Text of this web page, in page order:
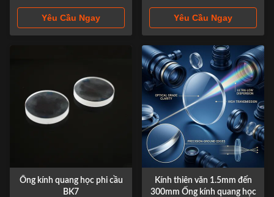
Yêu Cầu Ngay Yêu Cầu Ngay
Ống kính quang học phi cầu
BK7
Kính thiên văn 1.5mm đến
300mm Ống kính quang học